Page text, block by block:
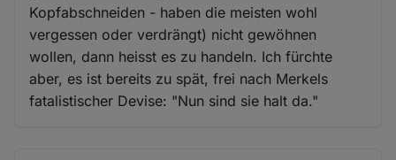
Kopfabschneiden - haben die meisten wohl
vergessen oder verdrängt) nicht gewöhnen
wollen, dann heisst es zu handeln. Ich fürchte
aber, es ist bereits zu spät, frei nach Merkels
fatalistischer Devise: "Nun sind sie halt da."